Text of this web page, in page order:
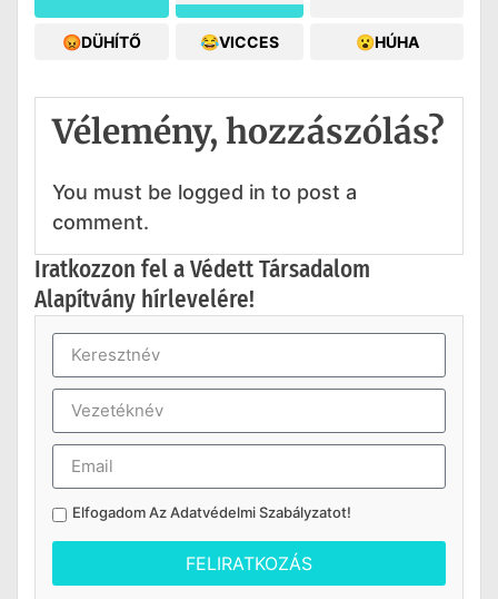
😡DÜHÍTŐ 😂VICCES 😮HÚHA
Vélemény, hozzászólás?
You must be logged in to post a
comment.
Iratkozzon fel a Védett Társadalom
Alapítvány hírlevelére!
Elfogadom AzAdatvédelmi Szabályzatot!
FELIRATKOZÁS